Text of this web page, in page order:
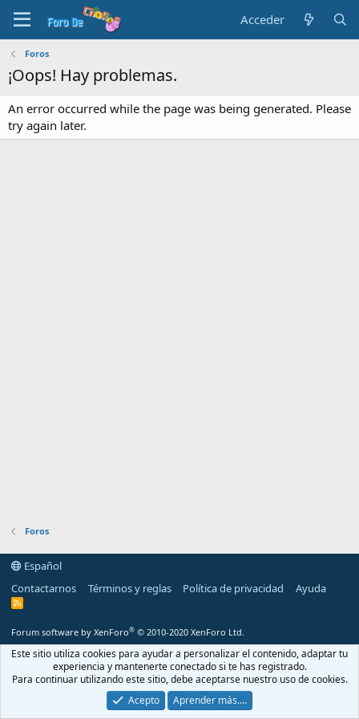
Acceder
Foros
¡Oops! Hay problemas.
An error occurred while the page was being generated. Please
try again later.
Foros
Español
Contactarnos
Términos y reglas Política de privacidad Ayuda
R
Forum software by XenForo® © 2010-2020 XenForo Ltd.
Este sitio utiliza cookies para ayudar a personalizar el contenido, adaptar tu
experiencia y mantenerte conectado si te has registrado.
Para continuar utilizando este sitio, debe aceptarse nuestro uso de cookies.
Acepto
Aprender más.…